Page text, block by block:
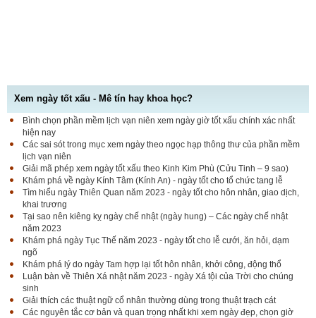
Xem ngày tốt xấu - Mê tín hay khoa học?
Bình chọn phần mềm lịch vạn niên xem ngày giờ tốt xấu chính xác nhất
hiện nay
Các sai sót trong mục xem ngày theo ngọc hạp thông thư của phần mềm
lịch vạn niên
Giải mã phép xem ngày tốt xấu theo Kinh Kim Phù (Cửu Tinh – 9 sao)
Khám phá về ngày Kính Tâm (Kính An) - ngày tốt cho tổ chức tang lễ
Tìm hiểu ngày Thiên Quan năm 2023 - ngày tốt cho hôn nhân, giao dịch,
khai trương
Tại sao nên kiêng kỵ ngày chế nhật (ngày hung) – Các ngày chế nhật
năm 2023
Khám phá ngày Tục Thế năm 2023 - ngày tốt cho lễ cưới, ăn hỏi, dạm
ngõ
Khám phá lý do ngày Tam hợp lại tốt hôn nhân, khởi công, động thổ
Luận bàn về Thiên Xá nhật năm 2023 - ngày Xá tội của Trời cho chúng
sinh
Giải thích các thuật ngữ cổ nhân thường dùng trong thuật trạch cát
Các nguyên tắc cơ bản và quan trọng nhất khi xem ngày đẹp, chọn giờ